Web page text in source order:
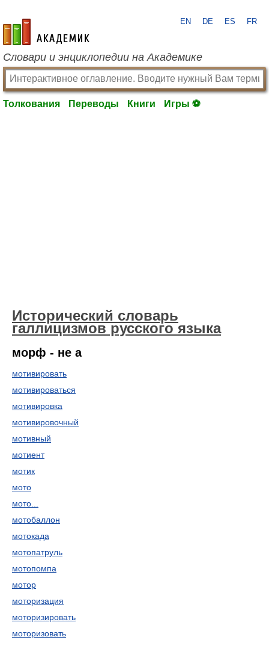
academic.ru
EN DE ES FR
Словари и энциклопедии на Академике
Толкования Переводы Книги Игры ⚽
Исторический словарь
галлицизмов русского языка
морф - не а
мотивировать
мотивироваться
мотивировка
мотивировочный
мотивный
мотиент
мотик
мото
мото...
мотобаллон
мотокада
мотопатруль
мотопомпа
мотор
моторизация
моторизировать
моторизовать